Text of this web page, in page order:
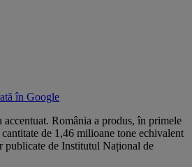
în Google
România a produs, în primele
de 1,46 milioane tone echivalent
publicate de Institutul Național de